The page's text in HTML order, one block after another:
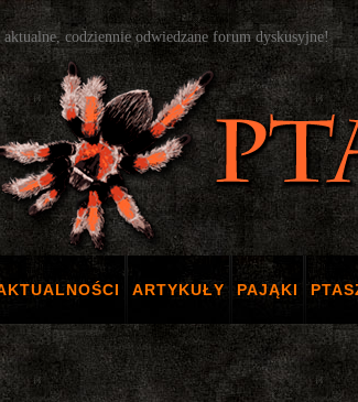
codziennie odwiedzane forum dyskusyjne!
ARTYKUŁY PAJĄKI